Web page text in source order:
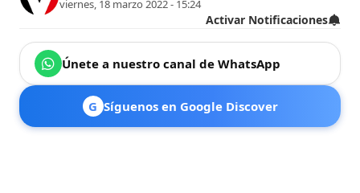
viernes, 18 marzo 2022 - 15:24
Activar Notificaciones
Únete a nuestro canal de WhatsApp
G Síguenos en Google Discover